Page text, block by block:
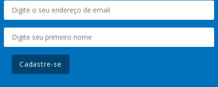
Cadastre-se